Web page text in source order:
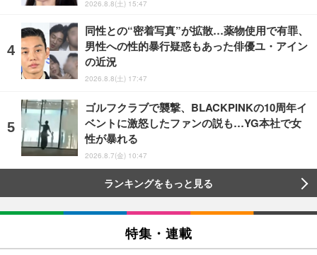
2026.8.8(土) 15:47
同性との“密着写真”が拡散…薬物使用で有罪、
男性への性的暴行疑惑もあった俳優ユ・アイン
の近況
2026.8.8(土) 17:47
ゴルフクラブで襲撃、BLACKPINKの10周年イ
ベントに激怒したファンの説も…YG本社で女
性が暴れる
2026.8.7(金) 10:47
ランキングをもっと見る
特集・連載